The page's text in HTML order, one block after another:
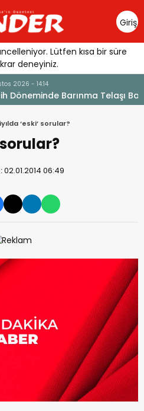
Giriş
Yap
Lütfen kısa bir süre
deneyiniz.
Telaşı Başladı
‘eski’ sorular?
sorular?
02.01.2014 06:49